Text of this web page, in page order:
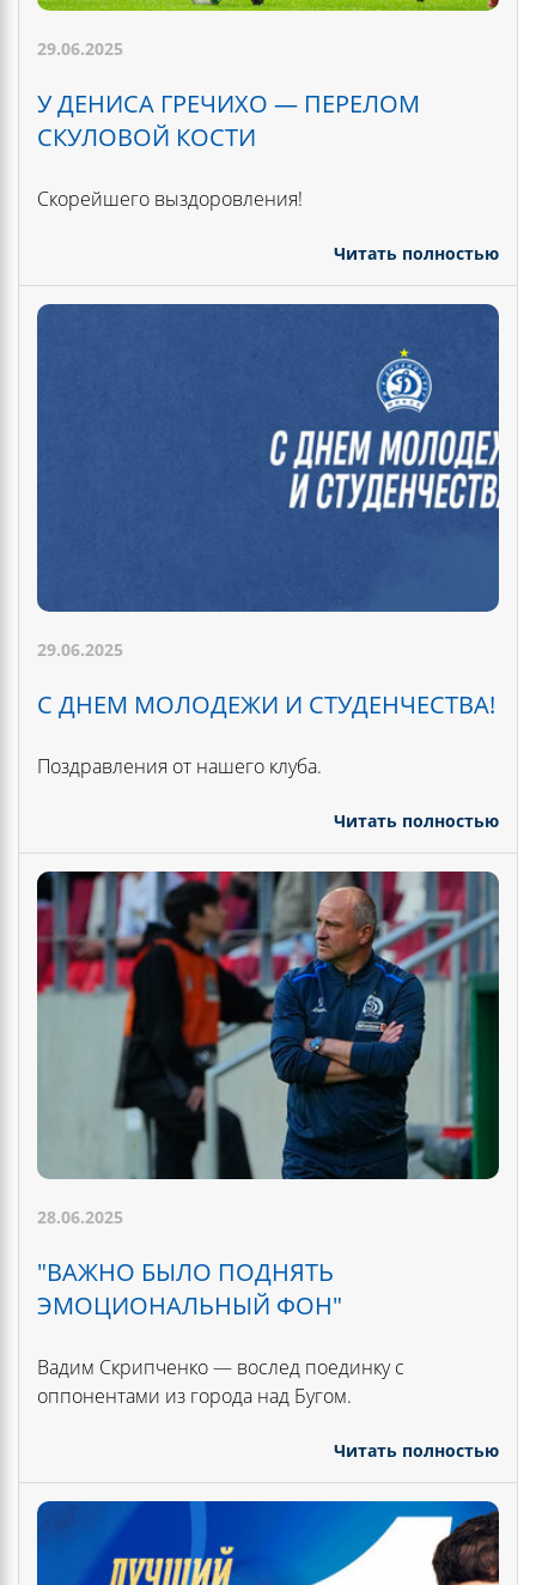
29.06.2025
У ДЕНИСА ГРЕЧИХО — ПЕРЕЛОМ
СКУЛОВОЙ КОСТИ
Скорейшего выздоровления!
Читать полностью
29.06.2025
С ДНЕМ МОЛОДЕЖИ И СТУДЕНЧЕСТВА!
Поздравления от нашего клуба.
Читать полностью
28.06.2025
"ВАЖНО БЫЛО ПОДНЯТЬ
ЭМОЦИОНАЛЬНЫЙ ФОН"
Вадим Скрипченко — вослед поединку с
оппонентами из города над Бугом.
Читать полностью